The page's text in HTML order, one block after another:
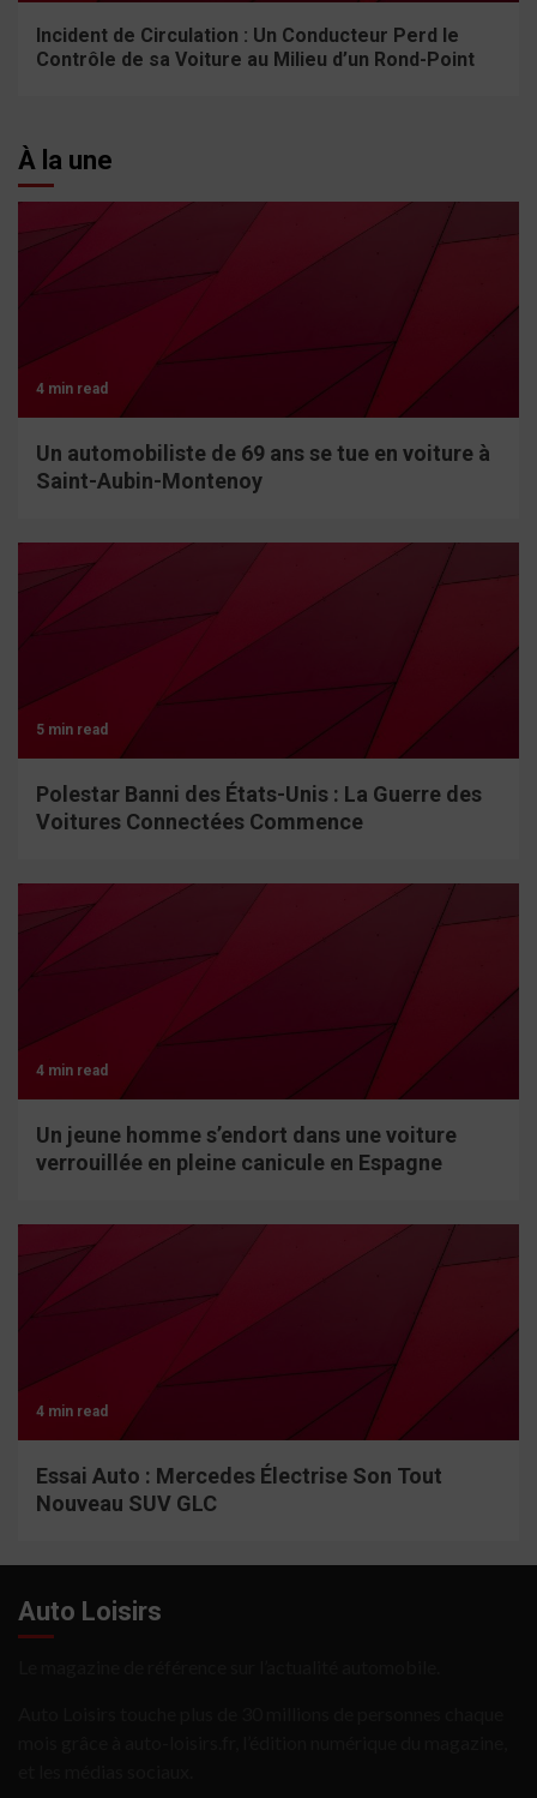
Incident de Circulation : Un Conducteur Perd le
Contrôle de sa Voiture au Milieu d’un Rond-Point
À la une
4 min read
Un automobiliste de 69 ans se tue en voiture à
Saint-Aubin-Montenoy
5 min read
Polestar Banni des États-Unis : La Guerre des
Voitures Connectées Commence
4 min read
Un jeune homme s’endort dans une voiture
verrouillée en pleine canicule en Espagne
4 min read
Essai Auto : Mercedes Électrise Son Tout
Nouveau SUV GLC
Auto Loisirs